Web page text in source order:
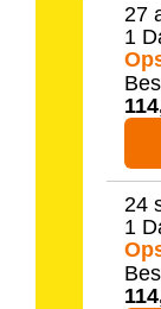
1
1